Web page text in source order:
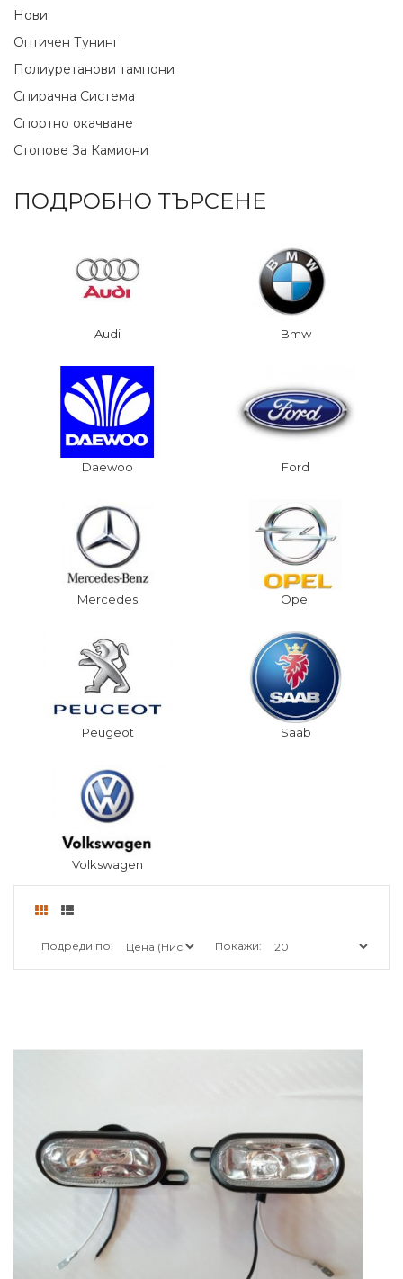
Нови
Оптичен Тунинг
Полиуретанови тампони
Спирачна Система
Спортно окачване
Стопове За Камиони
ПОДРОБНО ТЪРСЕНЕ
Audi Bmw
Daewoo Ford
Mercedes Opel
Peugeot Saab
Volkswagen
Подреди по: Покажи: